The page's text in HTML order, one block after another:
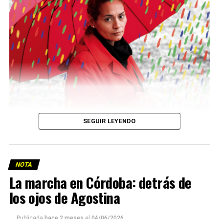
Descargar la Mu en PDF
Viaje a la vida en el Delta: Y la nave
SEGUIR LEYENDO
NOTA
La marcha en Córdoba: detrás de
los ojos de Agostina